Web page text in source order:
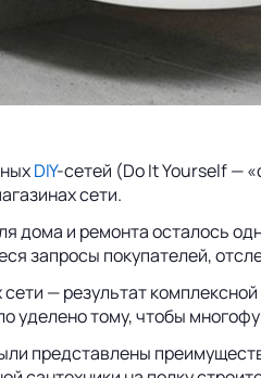
DIY-сетей (Do It Yourself —
сети.
дома и ремонта осталось
запросы покупателей,
— результат
уделено тому, чтобы
представлены